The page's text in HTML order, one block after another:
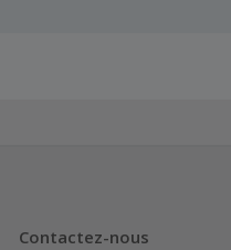
Contactez-nous